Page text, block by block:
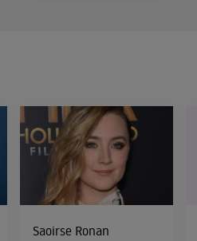
Saoirse Ronan